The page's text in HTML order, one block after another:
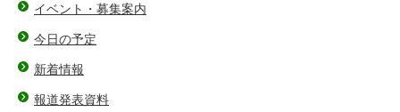
イベント・募集案内
今日の予定
新着情報
報道発表資料